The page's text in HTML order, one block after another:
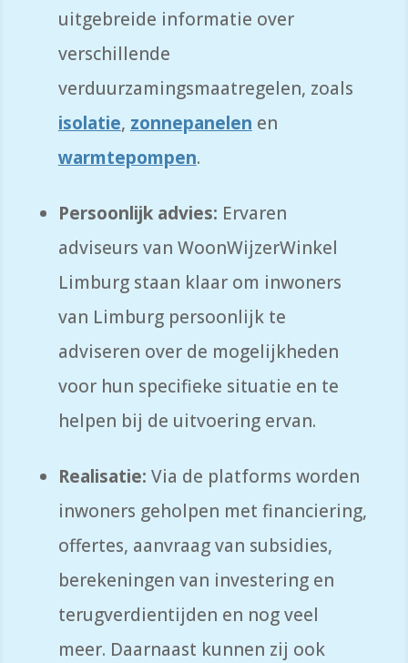
uitgebreide informatie over
verschillende
verduurzamingsmaatregelen, zoals
isolatie, zonnepanelen en
warmtepompen.
Persoonlijk advies: Ervaren
adviseurs van WoonWijzerWinkel
Limburg staan klaar om inwoners
van Limburg persoonlijk te
adviseren over de mogelijkheden
voor hun specifieke situatie en te
helpen bij de uitvoering ervan.
Realisatie: Via de platforms worden
inwoners geholpen met financiering,
offertes, aanvraag van subsidies,
berekeningen van investering en
terugverdientijden en nog veel
meer. Daarnaast kunnen zij ook